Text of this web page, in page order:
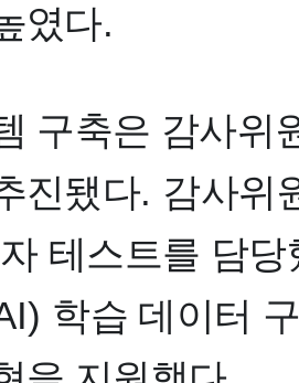
였다.
구축은 감사위
진됐다. 감사위
테스트를 담당
학습 데이터